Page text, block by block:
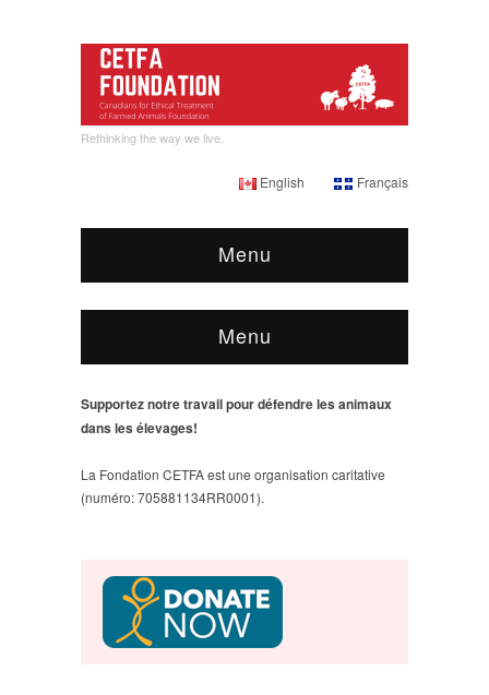
Rethinking the way we live.
English Français
Menu
Menu
Supportez notre travail pour défendre les animaux
dans les élevages!
La Fondation CETFA est une organisation caritative
(numéro: 705881134RR0001).